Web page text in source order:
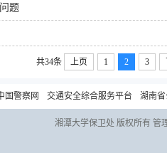
题
共34条 上页 1 2 3
国警察网 交通安全综合服务平台 湖南
湘潭大学保卫处 版权所有 管